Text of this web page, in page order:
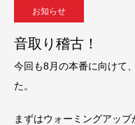
お知らせ
音取り稽古！
今回も8月の本番に向けて
た。
まずはウォーミングアップ